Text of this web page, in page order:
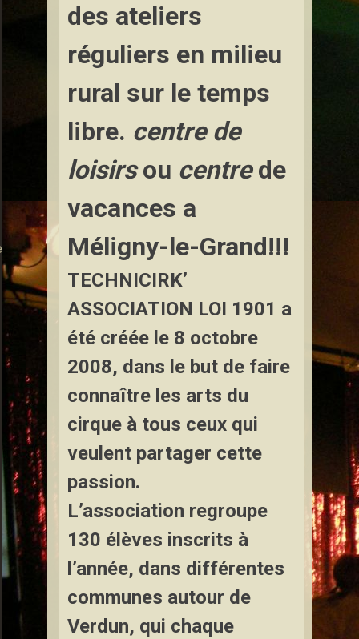
des ateliers
réguliers en milieu
rural sur le temps
libre. centre de
loisirsou centrede
vacances a
Méligny-le-Grand!!!
TECHNICIRK’
ASSOCIATION LOI 1901 a
été créée le 8 octobre
2008, dans le but de faire
connaître les arts du
cirque à tous ceux qui
veulent partager cette
passion.
L’association regroupe
130 élèves inscrits à
l’année, dans différentes
communes autour de
Verdun, qui chaque